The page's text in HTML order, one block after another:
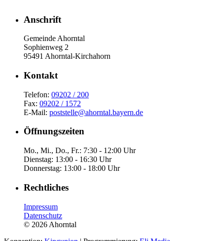
Anschrift
Gemeinde Ahorntal
Sophienweg 2
95491 Ahorntal-Kirchahorn
Kont­akt
Telefon: 09202 / 200
Fax: 09202 / 1572
E-Mail: poststelle@ahorntal.bayern.de
Öffnungs­zeiten
Mo., Mi., Do., Fr.: 7:30 - 12:00 Uhr
Dienstag: 13:00 - 16:30 Uhr
Donnerstag: 13:00 - 18:00 Uhr
Recht­liches
Impressum
Datenschutz
© 2026 Ahorntal